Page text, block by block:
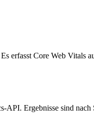
Core Web Vitals
Ergebnisse sind